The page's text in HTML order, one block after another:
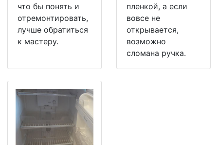
что бы понять и
отремонтировать,
лучше обратиться
к мастеру.
пленкой, а если
вовсе не
открывается,
возможно
сломана ручка.